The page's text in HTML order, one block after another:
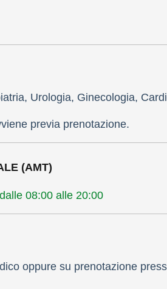
Urologia, Ginecologia,
previa prenotazione.
(AMT)
08:00 alle 20:00
oppure su prenotazione